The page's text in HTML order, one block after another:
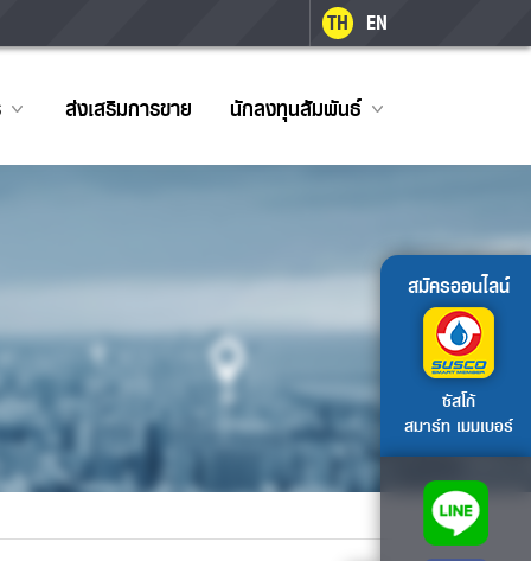
TH EN
ส่งเสริมการขาย นักลงทุนสัมพันธ์
สมัครออนไลน์
ซัสโก้
สมาร์ท เมมเบอร์